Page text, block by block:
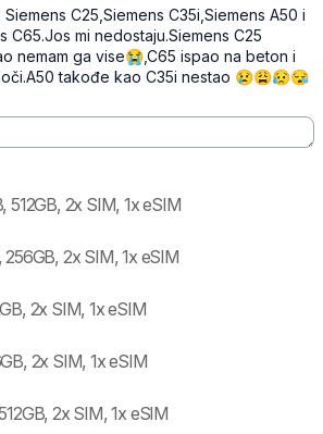
C25,Siemens C35i,Siemens A50 i
C65.Jos mi nedostaju.Siemens C25
nemam ga vise😭,C65 ispao na beton i
takođe kao C35i nestao 😢😩😥😪
512GB, 2x SIM, 1x eSIM
2x SIM, 1x eSIM
2x SIM, 1x eSIM
2x SIM, 1x eSIM
2x SIM, 1x eSIM